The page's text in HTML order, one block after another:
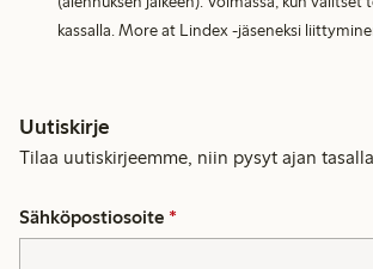
kassalla. More at Lindex -jäseneksi
Uutiskirje
Tilaa uutiskirjeemme, niin pysyt ajan
Sähköpostiosoite *